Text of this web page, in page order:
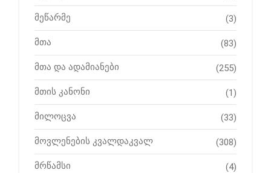
მეწარმე (3)
მთა (83)
მთა და ადამიანები (255)
მთის კანონი (1)
მილოცვა (33)
მოვლენების კვალდაკვალ (308)
მრწამსი (4)